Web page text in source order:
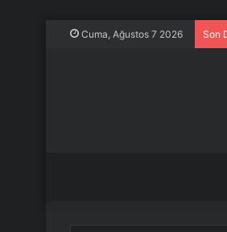
Cuma, Ağustos 7 2026 Son